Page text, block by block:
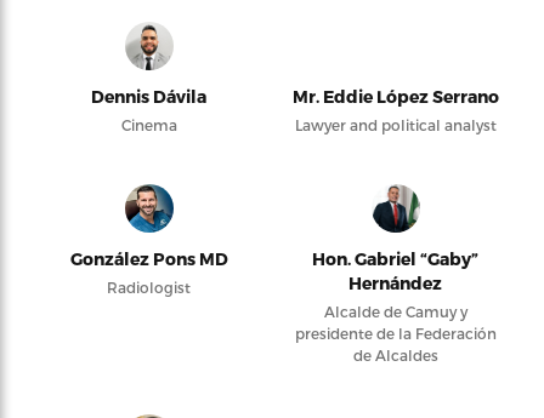
Dennis Dávila
Cinema
Mr. Eddie López Serrano
Lawyer and political analyst
González Pons MD
Radiologist
Hon. Gabriel “Gaby”
Hernández
Alcalde de Camuy y
presidente de la Federación
de Alcaldes